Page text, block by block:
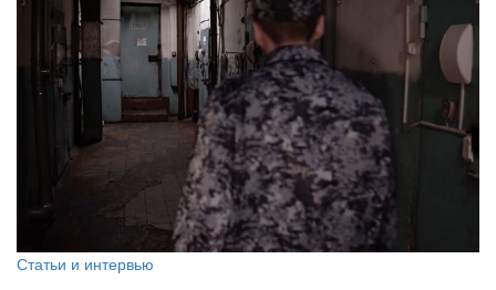
Статьи и интервью